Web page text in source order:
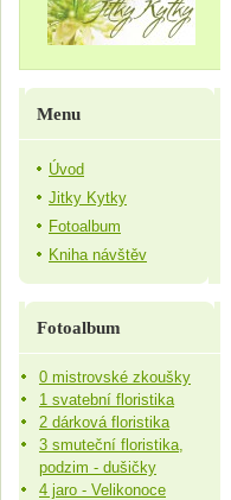
Menu
Úvod
Jitky Kytky
Fotoalbum
Kniha návštěv
Fotoalbum
0 mistrovské zkoušky
1 svatební floristika
2 dárková floristika
3 smuteční floristika,
podzim - dušičky
4 jaro - Velikonoce